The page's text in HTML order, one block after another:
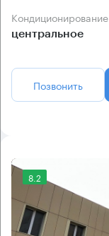
Кондиционирование
центральное
Позвонить
8.2